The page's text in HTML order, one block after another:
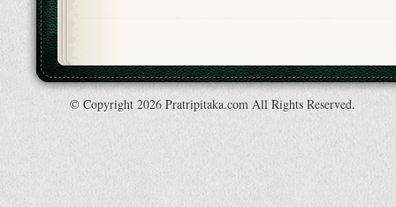
© Copyright 2026 Pratripitaka.com All Rights Reserved.